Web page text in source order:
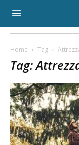
Home Tag
Tag: